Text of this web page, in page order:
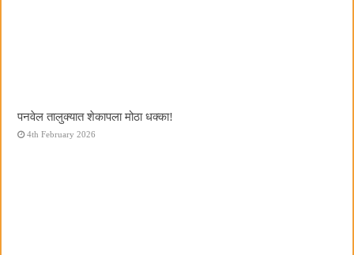
पनवेल तालुक्यात शेकापला मोठा धक्का!
4th February 2026